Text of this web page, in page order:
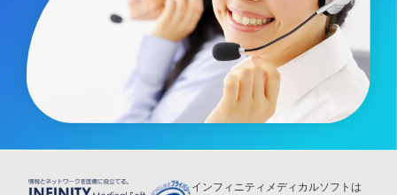
インフィニティメディカルソフトは